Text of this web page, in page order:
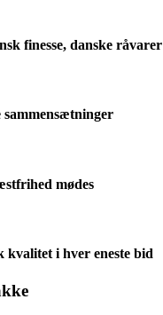
finesse, danske råvarer
mødes
kvalitet i hver eneste bid